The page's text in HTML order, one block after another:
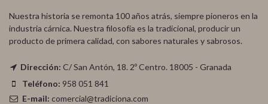
Nuestra historia se remonta 100 años atrás, siempre pioneros en la
industria cárnica. Nuestra filosofía es la tradicional, producir un
producto de primera calidad, con sabores naturales y sabrosos.
Dirección: C/ San Antón, 18. 2º Centro. 18005 - Granada
Teléfono: 958 051 841
E-mail: comercial@tradiciona.com